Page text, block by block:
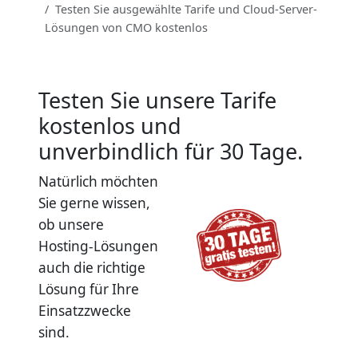
Testen Sie ausgewählte Tarife und Cloud-Server-
Lösungen von CMO kostenlos
Testen Sie unsere Tarife
kostenlos und
unverbindlich für 30 Tage.
Natürlich möchten
Sie gerne wissen,
ob unsere
Hosting-Lösungen
auch die richtige
Lösung für Ihre
Einsatzzwecke
sind.